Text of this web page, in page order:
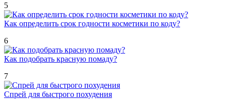
5
Как определить срок годности косметики по коду?
6
Как подобрать красную помаду?
7
Спрей для быстрого похудения